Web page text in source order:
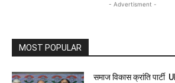
- Advertisment -
MOST POPULAR
समाज विकास क्रांति